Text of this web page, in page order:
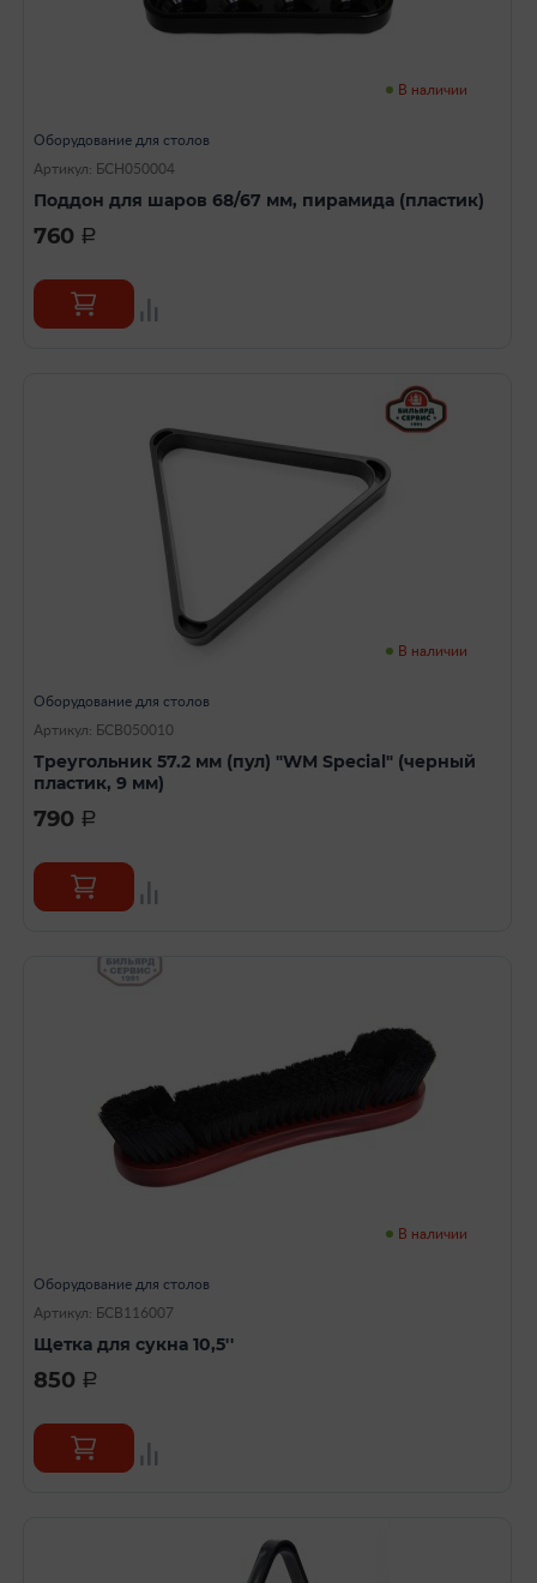
В наличии
Оборудование для столов
Артикул: БСН050004
Поддон для шаров 68/67 мм, пирамида (пластик)
760 a
В наличии
Оборудование для столов
Артикул: БСВ050010
Треугольник 57.2 мм (пул) "WM Special" (черный
пластик, 9 мм)
790 a
В наличии
Оборудование для столов
Артикул: БСВ116007
Щетка для сукна 10,5''
850 a